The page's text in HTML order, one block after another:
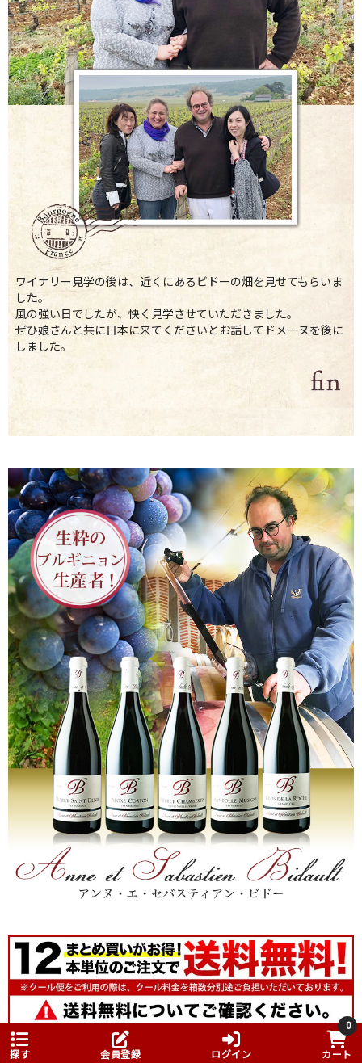
ワイナリー見学の後は、近くにあるビドーの畑を見せてもらいま
した。
風の強い日でしたが、快く見学させていただきました。
ぜひ娘さんと共に日本に来てくださいとお話してドメーヌを後に
しました。
探す 会員登録 ログイン
0
カート